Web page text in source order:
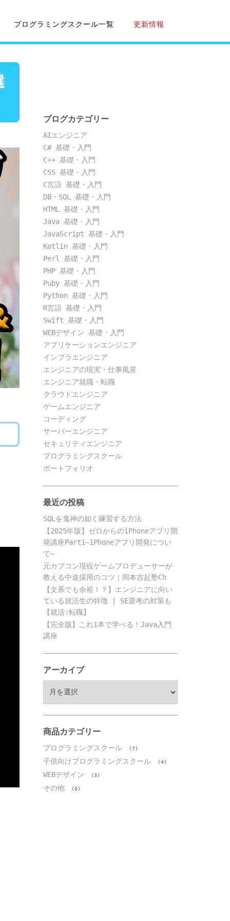
プログラミングスクール一覧 更新情報
ブログカテゴリー
AIエンジニア
C# 基礎・入門
C++ 基礎・入門
CSS 基礎・入門
C言語 基礎・入門
DB・SQL 基礎・入門
HTML 基礎・入門
Java 基礎・入門
JavaScript 基礎・入門
Kotlin 基礎・入門
Perl 基礎・入門
PHP 基礎・入門
Puby 基礎・入門
Python 基礎・入門
R言語 基礎・入門
Swift 基礎・入門
WEBデザイン 基礎・入門
アプリケーションエンジニア
インフラエンジニア
エンジニアの現実・仕事風景
エンジニア就職・転職
クラウドエンジニア
ゲームエンジニア
コーディング
サーバーエンジニア
セキュリティエンジニア
プログラミングスクール
ポートフォリオ
最近の投稿
SQLを鬼神の如く練習する方法
【2025年版】ゼロからのiPhoneアプリ開
発講座Part1~iPhoneアプリ開発につい
て~
元カプコン現役ゲームプロデューサーが
教える中途採用のコツ｜岡本吉起塾Ch
【文系でも余裕！？】エンジニアに向い
ている就活生の特徴 | SE選考の対策も
【就活:転職】
【完全版】これ1本で学べる！Java入門
講座
アーカイブ
ブ
商品カテゴリー
プログラミングスクール (7)
子供向けプログラミングスクール (4)
WEBデザイン (3)
その他 (0)